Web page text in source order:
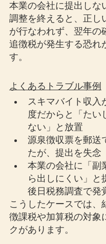
本業の会社に提出しな
調整を終えると、正し
が行なわれず、翌年の
追徴税が発生する恐れ
す。
よくあるトラブル事例
スキマバイト収入
度だからと「たい
ない」と放置
源泉徴収票を郵送
たが、提出を失念
本業の会社に「副
ら出しにくい」
後日税務調査で発
こうしたケースでは、
徴課税や加算税の対象
クがあります。